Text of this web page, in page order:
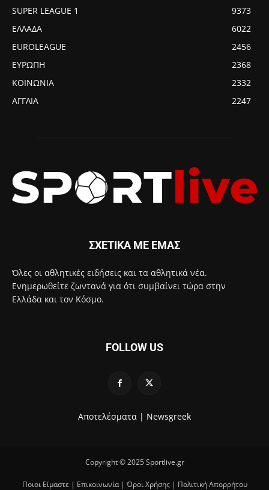
SUPER LEAGUE 1
9373
ΕΛΛΑΔΑ
6022
EUROLEAGUE
2456
ΕΥΡΩΠΗ
2368
ΚΟΙΝΩΝΙΑ
2332
ΑΓΓΛΙΑ
2247
ΣΧΕΤΙΚΑ ΜΕ ΕΜΑΣ
Όλες οι αθλητικές ειδήσεις και τα αθλητικά νέα.
Ενημερωθείτε ζωντανά για ότι συμβαίνει τώρα στην
Ελλάδα και τον Κόσμο.
FOLLOW US
Αποτελέσματα | Newsgreek
Copyright © 2025 Sportlive.gr
Ποιοι Είμαστε| Επικοινωνία| Όροι Χρήσης| Πολιτική Απορρήτου